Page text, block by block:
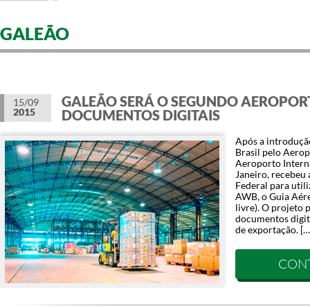
GALEÃO
15/09
2015
GALEÃO SERÁ O SEGUNDO
DOCUMENTOS DIGITAIS
Após a
Brasil pelo
Aeroporto
Janeiro, recebeu
Federal para
AWB, o Guia
livre). O projeto
documentos
de exportação.